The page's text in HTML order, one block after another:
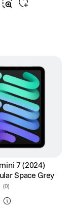
dispozitiv AI
mari fata de
precum Writing
notitelor
video in Final Cut
in Onform:
7 (2024)
Space Grey
(0)